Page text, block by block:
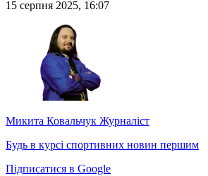
15 серпня 2025, 16:07
Микита Ковальчук Журналіст
Будь в курсі спортивних новин першим
Підписатися в Google